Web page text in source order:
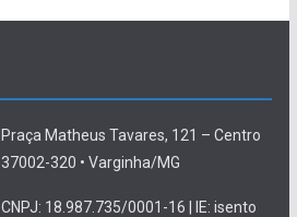
Praça Matheus Tavares, 121 – Centro
37002-320 • Varginha/MG
CNPJ: 18.987.735/0001-16 | IE: isento